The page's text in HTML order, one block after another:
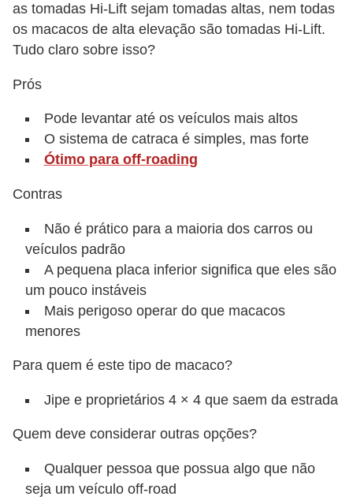
as tomadas Hi-Lift sejam tomadas altas, nem todas
os macacos de alta elevação são tomadas Hi-Lift.
Tudo claro sobre isso?
Prós
Pode levantar até os veículos mais altos
O sistema de catraca é simples, mas forte
Ótimo para off-roading
Contras
Não é prático para a maioria dos carros ou
veículos padrão
A pequena placa inferior significa que eles são
um pouco instáveis
Mais perigoso operar do que macacos
menores
Para quem é este tipo de macaco?
Jipe e proprietários 4 × 4 que saem da estrada
Quem deve considerar outras opções?
Qualquer pessoa que possua algo que não
seja um veículo off-road